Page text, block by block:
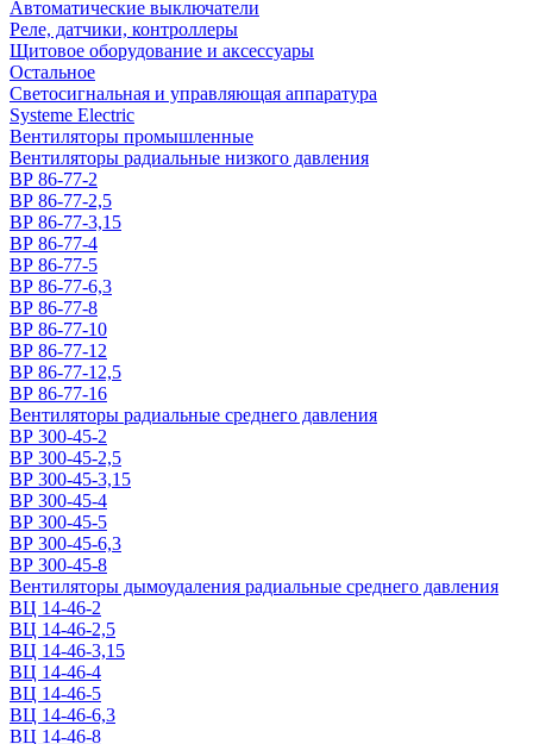
Автоматические выключатели
Реле, датчики, контроллеры
Щитовое оборудование и аксессуары
Остальное
Светосигнальная и управляющая аппаратура
Systeme Electric
Вентиляторы промышленные
Вентиляторы радиальные низкого давления
ВР 86-77-2
ВР 86-77-2,5
ВР 86-77-3,15
ВР 86-77-4
ВР 86-77-5
ВР 86-77-6,3
ВР 86-77-8
ВР 86-77-10
ВР 86-77-12
ВР 86-77-12,5
ВР 86-77-16
Вентиляторы радиальные среднего давления
ВР 300-45-2
ВР 300-45-2,5
ВР 300-45-3,15
ВР 300-45-4
ВР 300-45-5
ВР 300-45-6,3
ВР 300-45-8
Вентиляторы дымоудаления радиальные среднего давления
ВЦ 14-46-2
ВЦ 14-46-2,5
ВЦ 14-46-3,15
ВЦ 14-46-4
ВЦ 14-46-5
ВЦ 14-46-6,3
ВЦ 14-46-8